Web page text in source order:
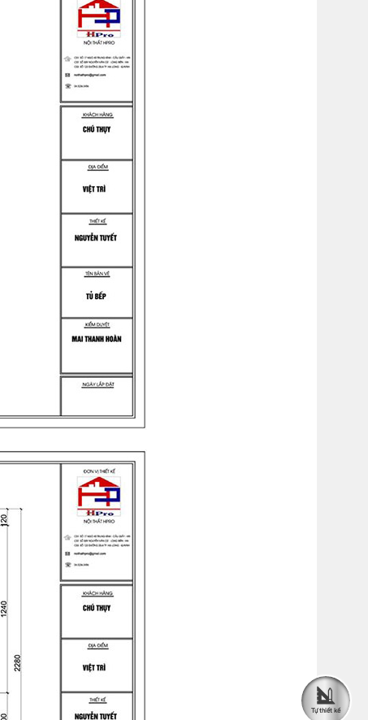
Tự thiết kế